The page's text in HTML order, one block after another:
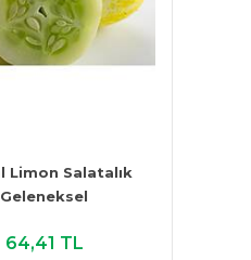
Limon Salatalık
64,41 TL